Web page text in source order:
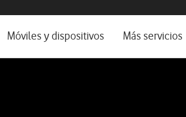
ayuda e idioma
Móviles y dispositivos Más servicios